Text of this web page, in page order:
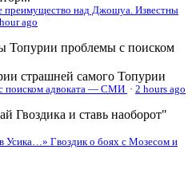
преимущество над Джошуа. Известны
ago
Топурии проблемы с поиском
страшней самого Топурии
поиском адвоката — СМИ · 2 hours ago
Гвоздика и ставь наоборот"
Усика…» Гвоздик о боях с Мозесом и